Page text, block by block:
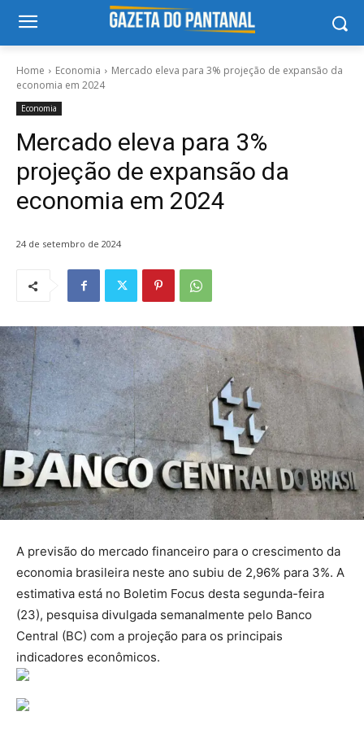
Home Economia
Mercado eleva para 3% projeção de expansão da
economia em 2024
Economia
Mercado eleva para 3%
projeção de expansão da
economia em 2024
24 de setembro de 2024
A previsão do mercado financeiro para o crescimento da
economia brasileira neste ano subiu de 2,96% para 3%. A
estimativa está no Boletim Focus desta segunda-feira
(23), pesquisa divulgada semanalmente pelo Banco
Central (BC) com a projeção para os principais
indicadores econômicos.